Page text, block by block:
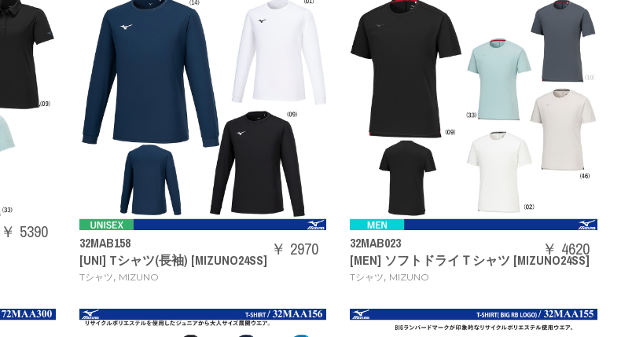
￥ 5390
32MAB158
[UNI] Tシャツ(長袖) [MIZUNO24SS]
Tシャツ, MIZUNO
￥ 2970
32MAB023
[MEN] ソフトドライＴシャツ [MIZUNO24SS]
Tシャツ, MIZUNO
￥ 4620